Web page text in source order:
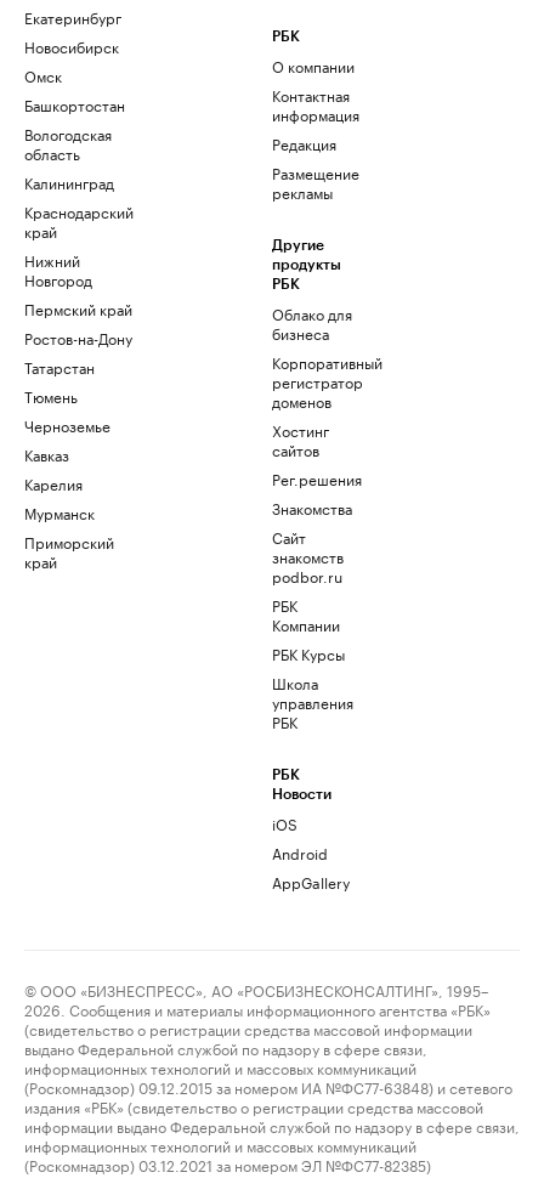
Екатеринбург
Новосибирск
Омск
Башкортостан
Вологодская
область
Калининград
Краснодарский
край
Нижний
Новгород
Пермский край
Ростов-на-Дону
Татарстан
Тюмень
Черноземье
Кавказ
Карелия
Мурманск
Приморский
край
РБК
О компании
Контактная
информация
Редакция
Размещение
рекламы
Другие
продукты
РБК
Облако для
бизнеса
Корпоративный
регистратор
доменов
Хостинг
сайтов
Рег.решения
Знакомства
Сайт
знакомств
podbor.ru
РБК
Компании
РБК Курсы
Школа
управления
РБК
РБК
Новости
iOS
Android
AppGallery
© ООО «БИЗНЕСПРЕСС», АО «РОСБИЗНЕСКОНСАЛТИНГ», 1995–
2026. Сообщения и материалы информационного агентства «РБК»
(свидетельство о регистрации средства массовой информации
выдано Федеральной службой по надзору в сфере связи,
информационных технологий и массовых коммуникаций
(Роскомнадзор) 09.12.2015 за номером ИА №ФС77-63848) и сетевого
издания «РБК» (свидетельство о регистрации средства массовой
информации выдано Федеральной службой по надзору в сфере связи,
информационных технологий и массовых коммуникаций
(Роскомнадзор) 03.12.2021 за номером ЭЛ №ФС77-82385)